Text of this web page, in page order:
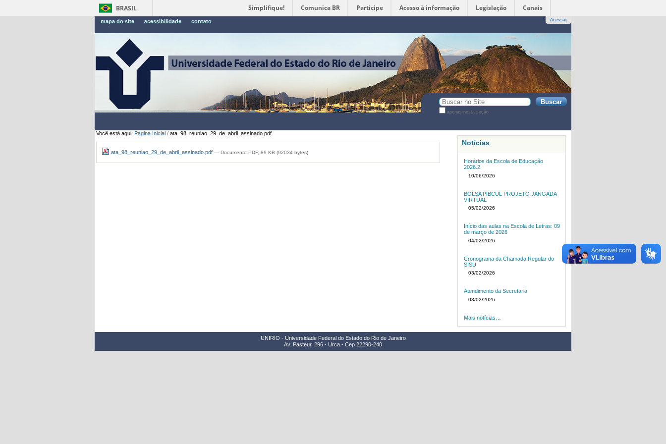
BRASIL Simplifique! Comunica BR Participe Acesso à informação Legislação Canais
mapa do site acessibilidade contato Acessar
Busca
apenas nesta seção
Você está aqui: Página Inicial / ata_98_reuniao_29_de_abril_assinado.pdf
ata_98_reuniao_29_de_abril_assinado.pdf — Documento PDF, 89 KB (92034 bytes)
Notícias
Horários da Escola de Educação
2026.2
10/06/2026
BOLSA PIBCUL PROJETO JANGADA
VIRTUAL
05/02/2026
Início das aulas na Escola de Letras: 09
de março de 2026
04/02/2026
Cronograma da Chamada Regular do
SISU
03/02/2026
Atendimento da Secretaria
03/02/2026
Mais notícias…
UNIRIO - Universidade Federal do Estado do Rio de Janeiro
Av. Pasteur, 296 - Urca - Cep 22290-240